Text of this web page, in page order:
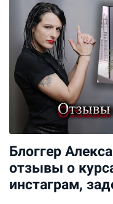
Блоггер
отзывы о
инстаграм,